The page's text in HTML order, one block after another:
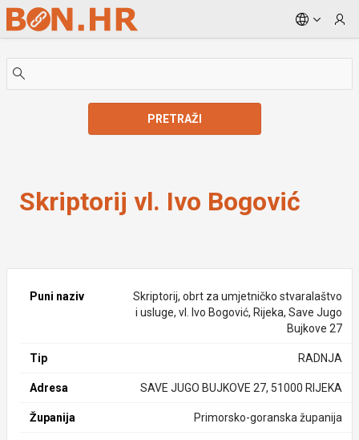
Skip to Main Content
PRETRAŽI
Skriptorij vl. Ivo Bogović
Puni naziv
Skriptorij, obrt za umjetničko stvaralaštvo
i usluge, vl. Ivo Bogović, Rijeka, Save Jugo
Bujkove 27
Tip RADNJA
Adresa SAVE JUGO BUJKOVE 27, 51000 RIJEKA
Županija Primorsko-goranska županija